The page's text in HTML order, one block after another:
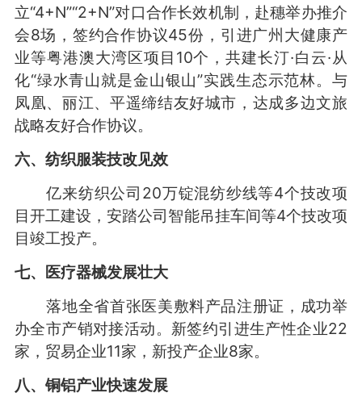
立“4+N”“2+N”对口合作长效机制，赴穗举办推介
会8场，签约合作协议45份，引进广州大健康产
业等粤港澳大湾区项目10个，共建长汀·白云·从
化“绿水青山就是金山银山”实践生态示范林。与
凤凰、丽江、平遥缔结友好城市，达成多边文旅
战略友好合作协议。
六、纺织服装技改见效
亿来纺织公司20万锭混纺纱线等4个技改项
目开工建设，安踏公司智能吊挂车间等4个技改项
目竣工投产。
七、医疗器械发展壮大
落地全省首张医美敷料产品注册证，成功举
办全市产销对接活动。新签约引进生产性企业22
家，贸易企业11家，新投产企业8家。
八、铜铝产业快速发展